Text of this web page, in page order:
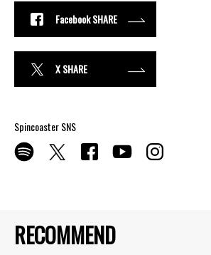
RECOMMEND
Facebook SHARE
X SHARE
Spincoaster SNS